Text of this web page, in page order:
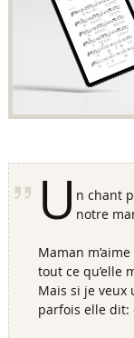
U n chant
notre
Maman
tout ce qu’elle
Mais si je veux
parfois elle dit: